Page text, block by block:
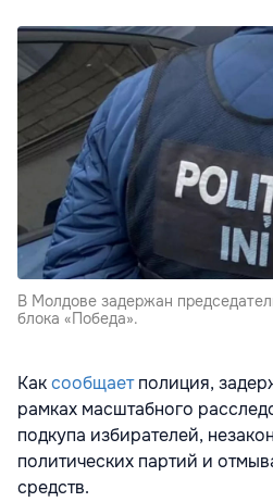
В Молдове задержан
блока «Победа».
Каксообщаетполиция,
рамках масштабного
подкупа избирателей,
политических партий и
средств.